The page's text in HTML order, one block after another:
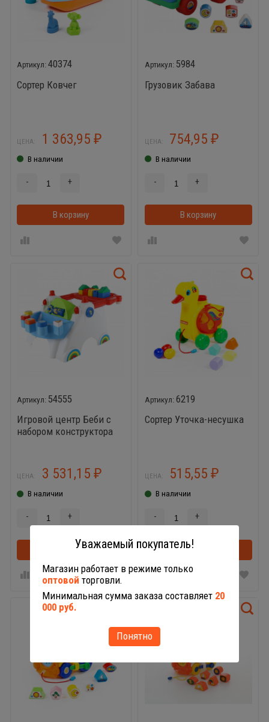
40374
Сортер Ковчег
ЦЕНА: 1 363,95 ₽
В наличии
- +
В корзину В корзинке
5984
Грузовик Забава
ЦЕНА: 754,95₽
В наличии
- +
В корзину
54555
Игровой центр Беби с
набором конструктора
ЦЕНА: 3 531,15 ₽
В наличии
- +
В корзину В корзинке
6219
Сортер Уточка-несушка
ЦЕНА: 515,55₽
В наличии
- +
В корзину
Уважаемый покупатель!
Магазин работает в режиме только
оптовой торговли.
Минимальная сумма заказа составляет 20
000 руб.
Понятно